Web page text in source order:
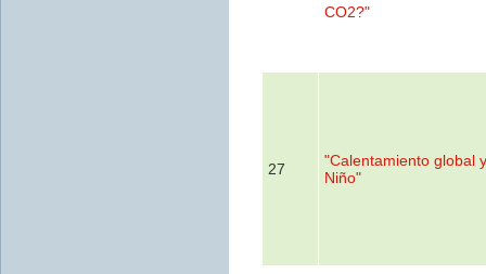
CO2?"
27
"Calentamiento global
Niño"